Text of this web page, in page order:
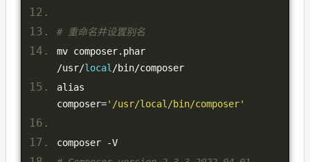
# 重命名并设置别名
mv composer.
phar
/usr/local/bin/composer
alias
composer='/usr/local/bin/composer'
composer -V